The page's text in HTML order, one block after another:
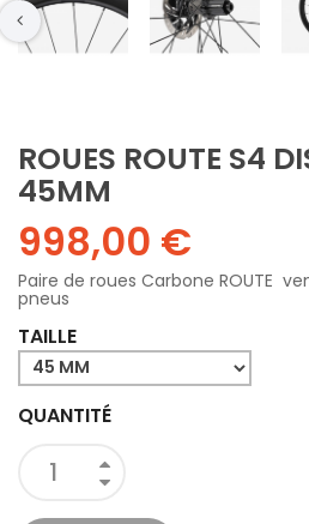
ROUES ROUTE S4
45MM
998,00 €
Paire de roues Carbone ROUTE
pneus
TAILLE
QUANTITÉ